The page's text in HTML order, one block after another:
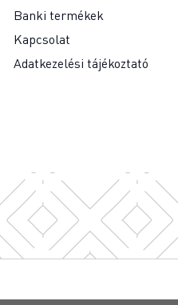
Banki termékek
Kapcsolat
Adatkezelési tájékoztató